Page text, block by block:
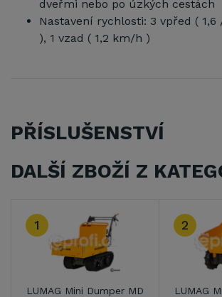
dveřmi nebo po úzkých cestách
Nastavení rychlosti: 3 vpřed (
), 1 vzad ( 1,2 km/h )
PŘÍSLUŠENSTVÍ
DALŠÍ ZBOŽÍ Z
MD
2
LUMAG Mini Dumper MD